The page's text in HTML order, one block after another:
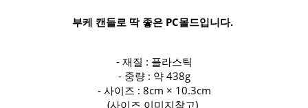
부케 캔들로 딱 좋은 PC몰드입니다.
- 재질 : 플라스틱
- 중량 : 약 438g
- 사이즈 : 8cm × 10.3cm
(사이즈 이미지참고)